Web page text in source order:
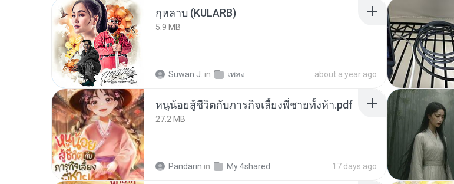
กุหลาบ (KULARB)
5.9 MB
Suwan J. in เพลง about a year ago
หนูน้อยสู้ชีวิตกับภารกิจเลี้ยงพี่ชายทั้งห้า.pdf
27.2 MB
Pandarin in My 4shared 17 days ago